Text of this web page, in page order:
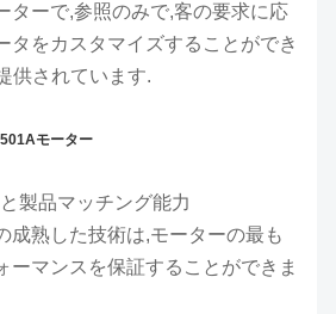
ターで,参照のみで,客の要求に応
タをカスタマイズすることができ
供されています.
モーター
製品マッチング能力
成熟した技術は,モーターの最も
ーマンスを保証することができま